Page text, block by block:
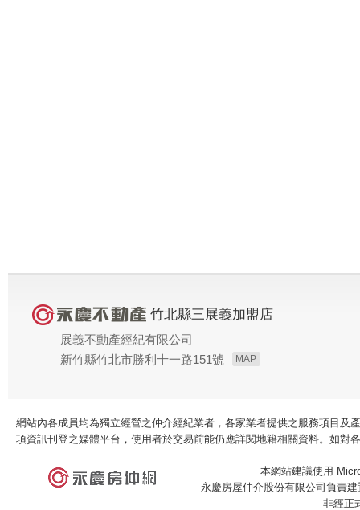
竹北縣三展義加盟店
展義不動產經紀有限公司
新竹縣竹北市勝利十一路151號
MAP
網站內各成員均為獨立經營之仲介經紀業者，各家業者提供之服務項目
項資訊刊登之媒體平台，使用者於交易前能仍應詳閱地籍相關資料。如對
本網站建議使用
永慶房屋仲介股份有限公司負責
非經正